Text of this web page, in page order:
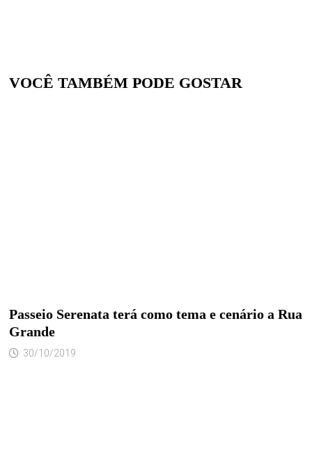
VOCÊ TAMBÉM PODE GOSTAR
Passeio Serenata terá como tema e cenário a Rua
Grande
30/10/2019